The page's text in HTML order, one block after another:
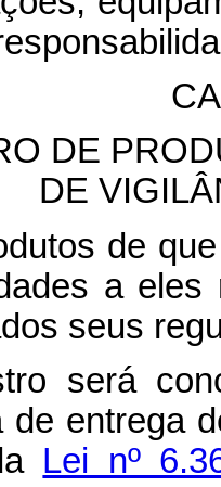
DE
DE
de
a
seus
será
de entrega
Lei nº